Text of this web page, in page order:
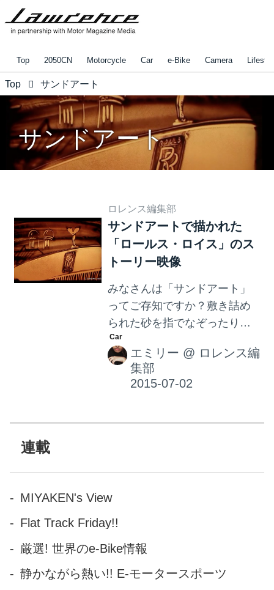
Top 2050CN Motorcycle Car e-Bike Camera
Top サンドアート
サンドアート
ロレンス編集部
サンドアートで描かれた
「ロールス・ロイス」のス
トーリー映像
みなさんは「サンドアート」
ってご存知ですか？敷き詰め
られた砂を指でなぞったり、
上から砂を振りかけたりして
描くアート作品です。アーテ
ィストのMVなどに使用された
りもしているので、ご覧にな
思います。今回は、そんなサ
ズ氏とロイス氏が意気投合し
イス」 ロールス・ロイスの設
立は1904年。エンジニア、ヘ
動車代理店の一つのオーナ
エミリー @ ロレンス編
集部
連載
MIYAKEN's View
Flat Track Friday!!
厳選! 世界のe-Bike情報
静かながら熱い!! E-モータースポーツ